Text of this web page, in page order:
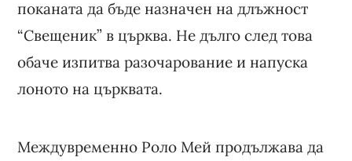
поканата да бъде назначен на длъжност
“Свещеник” в църква. Не дълго след това
обаче изпитва разочарование и напуска
лоното на църквата.
Междувременно Роло Мей продължава да